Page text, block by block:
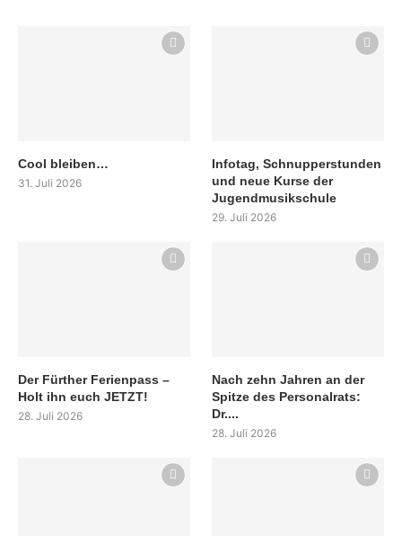
Cool bleiben…
31. Juli 2026
Infotag, Schnupperstunden
und neue Kurse der
Jugendmusikschule
29. Juli 2026
Der Fürther Ferienpass –
Holt ihn euch JETZT!
28. Juli 2026
Nach zehn Jahren an der
Spitze des Personalrats:
Dr....
28. Juli 2026